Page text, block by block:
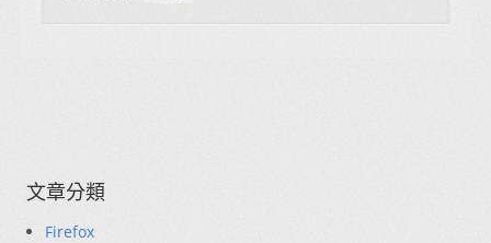
文章分類
Firefox